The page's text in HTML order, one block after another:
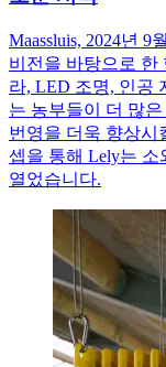
Maassluis, 2024년
비전을 바탕으로 한
라, LED 조명, 인공
는 농부들이 더 많
번영을 더욱 향상시
셉을 통해 Lely는 소
열었습니다.